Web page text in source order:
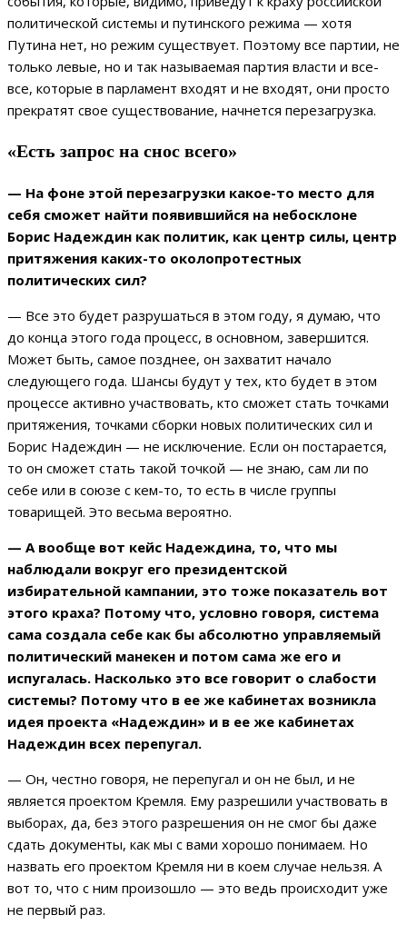
политической системы и путинского режима — хотя
Путина нет, но режим существует. Поэтому все партии, не
только левые, но и так называемая партия власти и все-
все, которые в парламент входят и не входят, они просто
прекратят свое существование, начнется перезагрузка.
«Есть запрос на снос всего»
— На фоне этой перезагрузки какое-то место для
себя сможет найти появившийся на небосклоне
Борис Надеждин как политик, как центр силы, центр
притяжения каких-то околопротестных
политических сил?
— Все это будет разрушаться в этом году, я думаю, что
до конца этого года процесс, в основном, завершится.
Может быть, самое позднее, он захватит начало
следующего года. Шансы будут у тех, кто будет в этом
процессе активно участвовать, кто сможет стать точками
притяжения, точками сборки новых политических сил и
Борис Надеждин — не исключение. Если он постарается,
то он сможет стать такой точкой — не знаю, сам ли по
себе или в союзе с кем-то, то есть в числе группы
товарищей. Это весьма вероятно.
— А вообще вот кейс Надеждина, то, что мы
наблюдали вокруг его президентской
избирательной кампании, это тоже показатель вот
этого краха? Потому что, условно говоря, система
сама создала себе как бы абсолютно управляемый
политический манекен и потом сама же его и
испугалась. Насколько это все говорит о слабости
системы? Потому что в ее же кабинетах возникла
идея проекта «Надеждин» и в ее же кабинетах
Надеждин всех перепугал.
— Он, честно говоря, не перепугал и он не был, и не
является проектом Кремля. Ему разрешили участвовать в
выборах, да, без этого разрешения он не смог бы даже
сдать документы, как мы с вами хорошо понимаем. Но
назвать его проектом Кремля ни в коем случае нельзя. А
вот то, что с ним произошло — это ведь происходит уже
не первый раз.